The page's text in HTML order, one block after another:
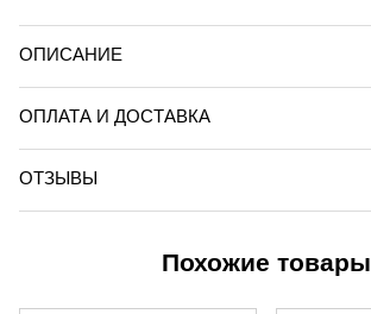
ОПИСАНИЕ
ОПЛАТА И ДОСТАВКА
ОТЗЫВЫ
Похожие товары